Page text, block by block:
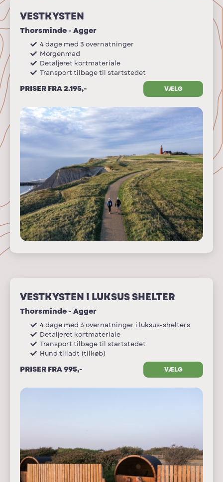
VESTKYSTEN
Thorsminde - Agger
4 dage med 3 overnatninger
Morgenmad
Detaljeret kortmateriale
Transport tilbage til startstedet
PRISER FRA 2.195,- VÆLG
VESTKYSTEN I LUKSUS SHELTER
Thorsminde - Agger
4 dage med 3 overnatninger i luksus-shelters
Detaljeret kortmateriale
Transport tilbage til startstedet
Hund tilladt (tilkøb)
PRISER FRA 995,- VÆLG